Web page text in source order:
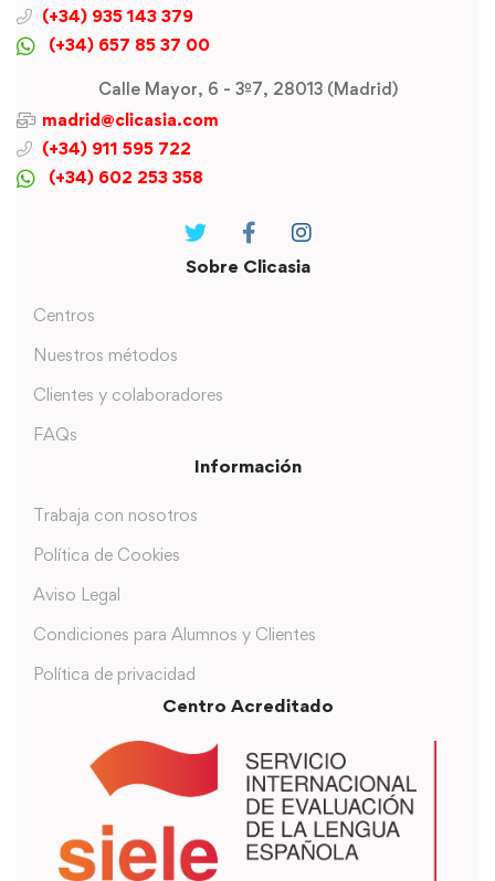
(+34) 935 143 379
(+34) 657 85 37 00
Calle Mayor, 6 - 3º7, 28013 (Madrid)
madrid@clicasia.com
(+34) 911 595 722
(+34) 602 253 358
Sobre Clicasia
Centros
Nuestros métodos
Clientes y colaboradores
FAQs
Información
Trabaja con nosotros
Política de Cookies
Aviso Legal
Condiciones para Alumnos y Clientes
Política de privacidad
Centro Acreditado